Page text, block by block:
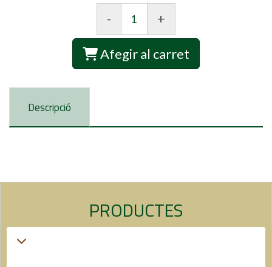
- +
Afegir al carret
Descripció
PRODUCTES